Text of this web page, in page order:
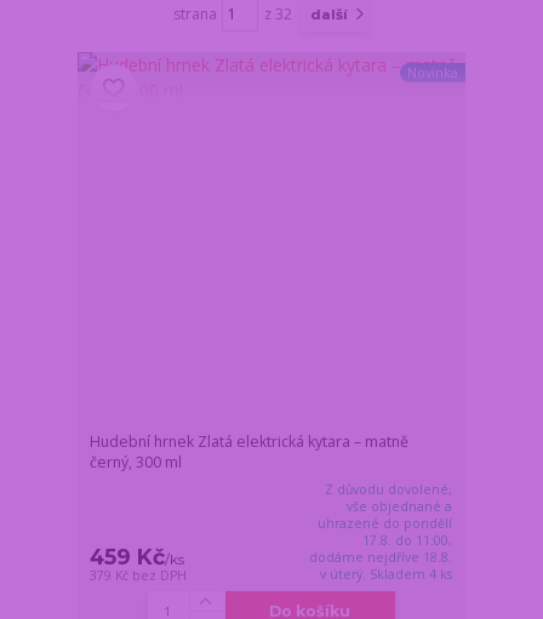
strana
z 32 další
Novinka
Hudební hrnek Zlatá elektrická kytara – matně
černý, 300 ml
459 Kč/ks
379 Kč bez DPH
Z důvodu dovolené,
vše objednané a
uhrazené do pondělí
17.8. do 11:00,
dodáme nejdříve 18.8.
v úterý. Skladem 4 ks
Do košíku